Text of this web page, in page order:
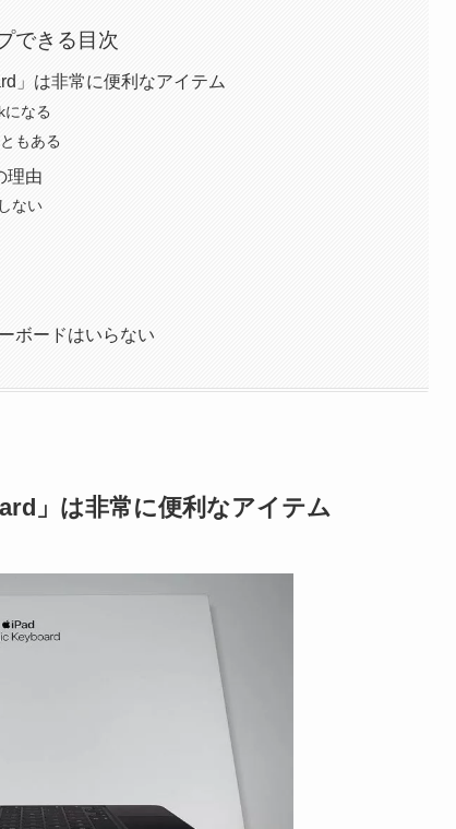
できる目次
」は非常に便利なアイテム
になる
もある
理由
ない
ボードはいらない
」は非常に便利なアイテム